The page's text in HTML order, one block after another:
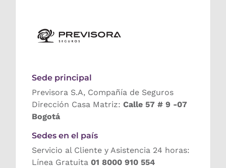
Sede principal
Previsora S.A, Compañía de Seguros
Dirección Casa Matriz: Calle 57 # 9 -07
Bogotá
Sedes en el país
Servicio al Cliente y Asistencia 24 horas:
Línea Gratuita 01 8000 910 554